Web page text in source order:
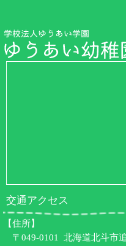
交通アクセス
【住所】
〒049-0101 北海道北斗市